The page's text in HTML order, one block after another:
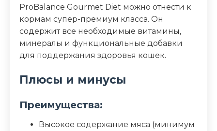
Калорийность (ккал/100г) 355
ProBalance Gourmet Diet можно отнести к
кормам супер-премиум класса. Он
содержит все необходимые витамины,
минералы и функциональные добавки
для поддержания здоровья кошек.
Плюсы и минусы
Преимущества:
Высокое содержание мяса (минимум